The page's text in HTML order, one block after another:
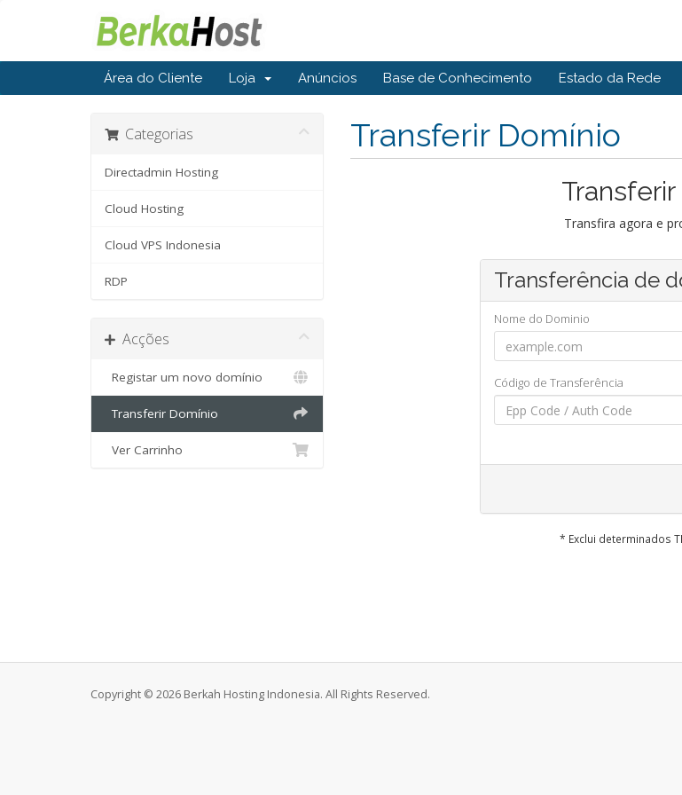
Área do Cliente Loja Anúncios Base de Conhecimento Estado da Rede
Categorias
Directadmin Hosting
Cloud Hosting
Cloud VPS Indonesia
RDP
Acções
Registar um novo domínio
Transferir Domínio
Ver Carrinho
Transferir Domínio
Transfira agora e
Transferência de
Nome do Dominio
Código de Transferência
* Exclui determinados
Copyright © 2026 Berkah Hosting Indonesia. All Rights Reserved.